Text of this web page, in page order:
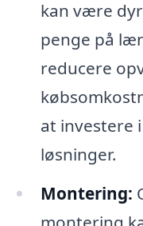
kan være
penge på
reducere
at investere
løsninger.
Montering: